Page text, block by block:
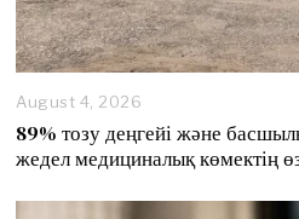
August 4, 2026
89% тозу деңгейі және
жедел медициналық көмектің